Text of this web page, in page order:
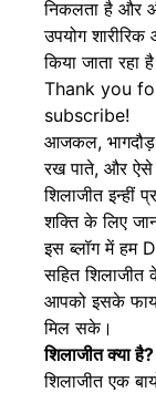
निकलता है और
उपयोग
किया जाता रहा
Thank you
subscribe!
आजकल, भागदौड़
रख पाते, और ऐसे
शिलाजीत इन्हीं
शक्ति के लिए
इस ब्लॉग में हम
सहित शिलाजीत
आपको इसके
मिल सके।
शिलाजीत क्या
शिलाजीत एक